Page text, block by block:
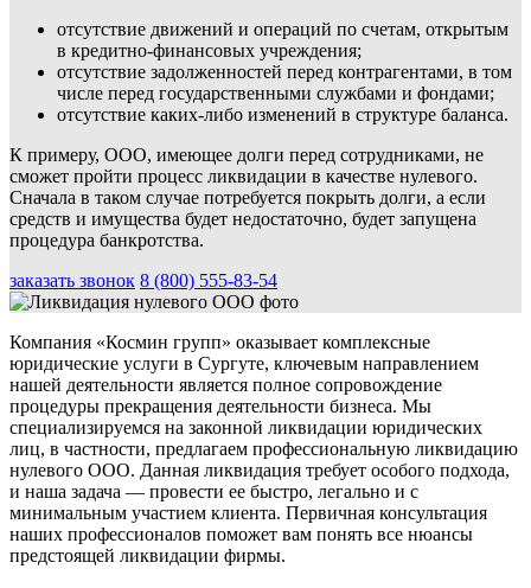
отсутствие движений и операций по счетам, открытым
в кредитно-финансовых учреждения;
отсутствие задолженностей перед контрагентами, в том
числе перед государственными службами и фондами;
отсутствие каких-либо изменений в структуре баланса.
К примеру, ООО, имеющее долги перед сотрудниками, не
сможет пройти процесс ликвидации в качестве нулевого.
Сначала в таком случае потребуется покрыть долги, а если
средств и имущества будет недостаточно, будет запущена
процедура банкротства.
заказать звонок 8 (800) 555-83-54
Компания «Космин групп» оказывает комплексные
юридические услуги в Сургуте, ключевым направлением
нашей деятельности является полное сопровождение
процедуры прекращения деятельности бизнеса. Мы
специализируемся на законной ликвидации юридических
лиц, в частности, предлагаем профессиональную ликвидацию
нулевого ООО. Данная ликвидация требует особого подхода,
и наша задача — провести ее быстро, легально и с
минимальным участием клиента. Первичная консультация
наших профессионалов поможет вам понять все нюансы
предстоящей ликвидации фирмы.